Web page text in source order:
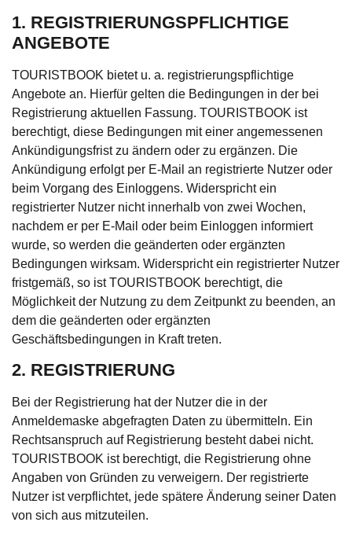
1. REGISTRIERUNGSPFLICHTIGE
ANGEBOTE
TOURISTBOOK bietet u. a. registrierungspflichtige
Angebote an. Hierfür gelten die Bedingungen in der bei
Registrierung aktuellen Fassung. TOURISTBOOK ist
berechtigt, diese Bedingungen mit einer angemessenen
Ankündigungsfrist zu ändern oder zu ergänzen. Die
Ankündigung erfolgt per E-Mail an registrierte Nutzer oder
beim Vorgang des Einloggens. Widerspricht ein
registrierter Nutzer nicht innerhalb von zwei Wochen,
nachdem er per E-Mail oder beim Einloggen informiert
wurde, so werden die geänderten oder ergänzten
Bedingungen wirksam. Widerspricht ein registrierter Nutzer
fristgemäß, so ist TOURISTBOOK berechtigt, die
Möglichkeit der Nutzung zu dem Zeitpunkt zu beenden, an
dem die geänderten oder ergänzten
Geschäftsbedingungen in Kraft treten.
2. REGISTRIERUNG
Bei der Registrierung hat der Nutzer die in der
Anmeldemaske abgefragten Daten zu übermitteln. Ein
Rechtsanspruch auf Registrierung besteht dabei nicht.
TOURISTBOOK ist berechtigt, die Registrierung ohne
Angaben von Gründen zu verweigern. Der registrierte
Nutzer ist verpflichtet, jede spätere Änderung seiner Daten
von sich aus mitzuteilen.